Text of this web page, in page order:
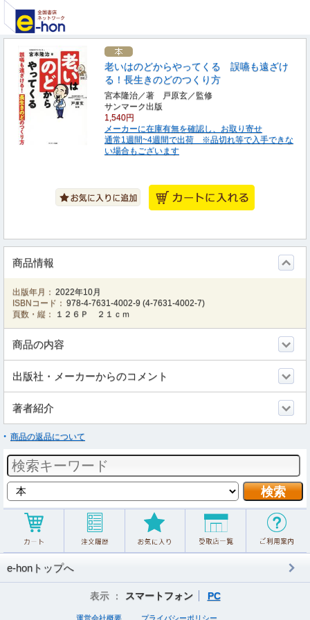
老いはのどからやってくる 誤嚥も遠ざけ
る！長生きのどのつくり方
宮本隆治／著 戸原玄／監修
サンマーク出版
1,540円
メーカーに在庫有無を確認し、お取り寄せ
通常1週間~4週間で出荷 ※品切れ等で入手できな
い場合もございます
商品情報
出版年月： 2022年10月
ISBNコード： 978-4-7631-4002-9 (4-7631-4002-7)
頁数・縦：
１２６Ｐ ２１ｃｍ
商品の内容
出版社・メーカーからのコメント
著者紹介
商品の返品について
e-honトップへ
表示 ： スマートフォン PC
運営会社概要 プライバシーポリシー